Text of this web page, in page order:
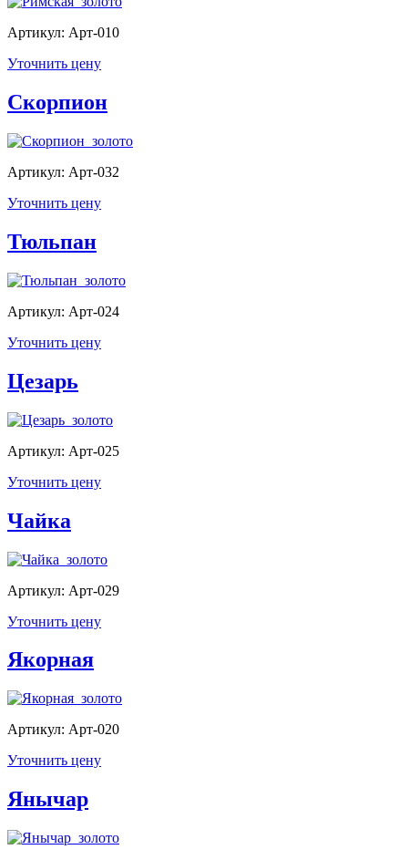
Артикул: Арт-010
Уточнить цену
Скорпион
Артикул: Арт-032
Уточнить цену
Тюльпан
Артикул: Арт-024
Уточнить цену
Цезарь
Артикул: Арт-025
Уточнить цену
Чайка
Артикул: Арт-029
Уточнить цену
Якорная
Артикул: Арт-020
Уточнить цену
Янычар